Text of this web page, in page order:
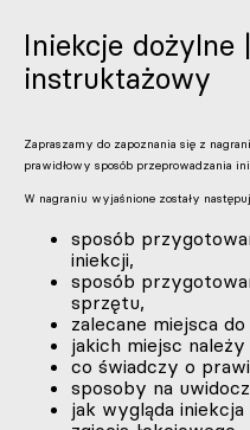
Iniekcje dożylne
instruktażowy
Zapraszamy do zapoznania się z
prawidłowy sposób przeprowadzania
W nagraniu wyjaśnione zostały
sposób
iniekcji,
sposób
sprzętu,
zalecane miejsca
jakich miejsc należy
co świadczy o
sposoby na
jak wygląda